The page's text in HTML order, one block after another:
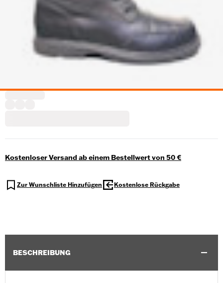
Kostenloser Versand ab einem Bestellwert von 50 €
Zur Wunschliste Hinzufügen Kostenlose Rückgabe
BESCHREIBUNG